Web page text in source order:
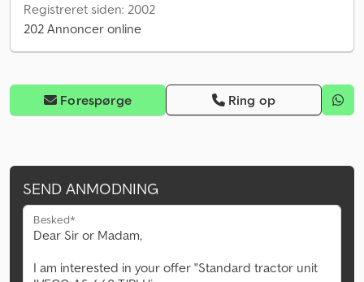
Registreret siden: 2002
202 Annoncer online
Forespørge Ring op
SEND ANMODNING
Besked*